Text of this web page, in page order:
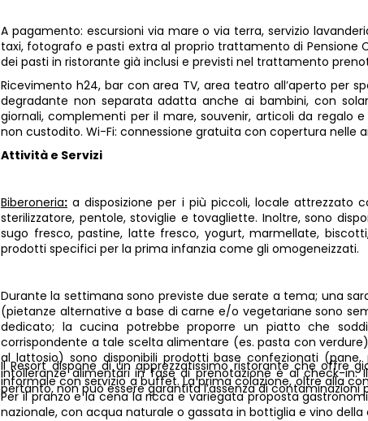
Il Resort dispone di un apprezzatissimo ristorante che offre
informale con servizio a buffet. La prima colazione, oltre alla
Per il pranzo e la cena la ricca e variegata proposta
nazionale, con acqua naturale o gassata in bottiglia e vino della
Durante la settimana sono previste due serate a tema; una
(pietanze alternative a base di carne e/o vegetariane sono
dedicato; la cucina potrebbe proporre un piatto che
corrispondente a tale scelta alimentare (es. pasta con
al lattosio) sono disponibili prodotti base confezionati
intolleranze alimentari in fase di prenotazione e al check-in.
pertanto, non può essere garantita l’assenza di
Biberoneria: a disposizione per i più piccoli, locale attrezzato
sterilizzatore, pentole, stoviglie e tovagliette. Inoltre, sono
sugo fresco, pastine, latte fresco, yogurt, marmellate,
prodotti specifici per la prima infanzia come gli omogeneizzati.
Attività e Servizi
Ricevimento h24, bar con area TV, area teatro all’aperto per
degradante non separata adatta anche ai bambini, con
giornali, complementi per il mare, souvenir, articoli da regalo
non custodito. Wi-Fi: connessione gratuita con copertura nelle
A pagamento: escursioni via mare o via terra, servizio
taxi, fotografo e pasti extra al proprio trattamento di Pensione
dei pasti in ristorante già inclusi e previsti nel trattamento